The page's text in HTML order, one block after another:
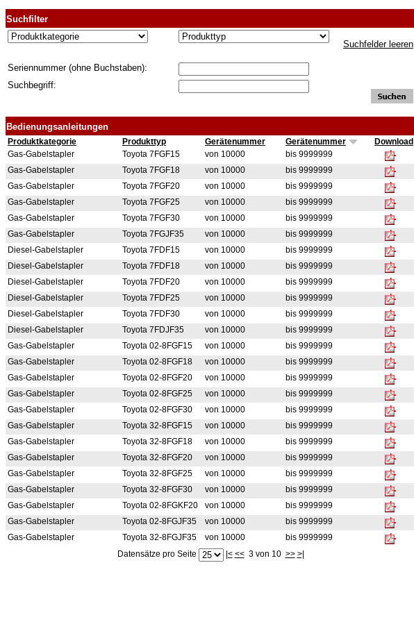
Suchfilter
Suchfelder leeren
Seriennummer (ohne Buchstaben):
Suchbegriff:
Bedienungsanleitungen
Produktkategorie Produkttyp Gerätenummer Gerätenummer
Download
Gas-Gabelstapler
Toyota 7FGF15 von 10000
bis 9999999
Gas-Gabelstapler
Toyota 7FGF18 von 10000
bis 9999999
Gas-Gabelstapler
Toyota 7FGF20 von 10000
bis 9999999
Gas-Gabelstapler
Toyota 7FGF25 von 10000
bis 9999999
Gas-Gabelstapler
Toyota 7FGF30 von 10000
bis 9999999
Gas-Gabelstapler
Toyota 7FGJF35 von 10000
bis 9999999
Diesel-Gabelstapler
Toyota 7FDF15 von 10000
bis 9999999
Diesel-Gabelstapler
Toyota 7FDF18 von 10000
bis 9999999
Diesel-Gabelstapler
Toyota 7FDF20 von 10000
bis 9999999
Diesel-Gabelstapler
Toyota 7FDF25 von 10000
bis 9999999
Diesel-Gabelstapler
Toyota 7FDF30 von 10000
bis 9999999
Diesel-Gabelstapler
Toyota 7FDJF35 von 10000
bis 9999999
Gas-Gabelstapler
Toyota 02-8FGF15 von 10000
bis 9999999
Gas-Gabelstapler
Toyota 02-8FGF18 von 10000
bis 9999999
Gas-Gabelstapler
Toyota 02-8FGF20 von 10000
bis 9999999
Gas-Gabelstapler
Toyota 02-8FGF25 von 10000
bis 9999999
Gas-Gabelstapler
Toyota 02-8FGF30 von 10000
bis 9999999
Gas-Gabelstapler
Toyota 32-8FGF15 von 10000
bis 9999999
Gas-Gabelstapler
Toyota 32-8FGF18 von 10000
bis 9999999
Gas-Gabelstapler
Toyota 32-8FGF20 von 10000
bis 9999999
Gas-Gabelstapler
Toyota 32-8FGF25 von 10000
bis 9999999
Gas-Gabelstapler
Toyota 32-8FGF30 von 10000
bis 9999999
Gas-Gabelstapler
Toyota 02-8FGKF20 von 10000
bis 9999999
Gas-Gabelstapler
Toyota 02-8FGJF35 von 10000
bis 9999999
Gas-Gabelstapler
Toyota 32-8FGJF35 von 10000
bis 9999999
Datensätze pro Seite
|< <<3 von 10 >> >|